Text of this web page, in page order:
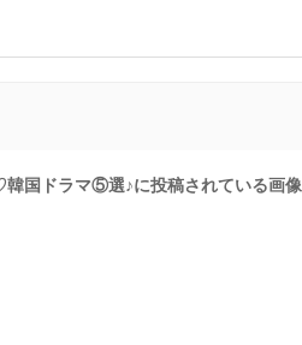
国ドラマ⑤選♪に投稿されている画像